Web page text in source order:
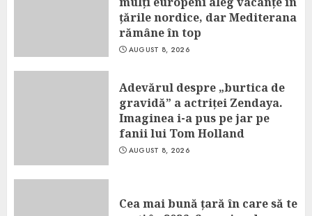
țările nordice, dar Mediterana
rămâne în top
AUGUST 8, 2026
Adevărul despre „burtica de
gravidă” a actriței Zendaya.
Imaginea i-a pus pe jar pe
fanii lui Tom Holland
AUGUST 8, 2026
Cea mai bună țară în care să te